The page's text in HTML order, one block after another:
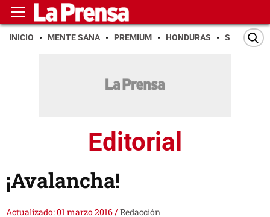
INICIO MENTE SANA PREMIUM HONDURAS SAN PEDRO
Editorial
¡Avalancha!
Actualizado: 01 marzo 2016/Redacción